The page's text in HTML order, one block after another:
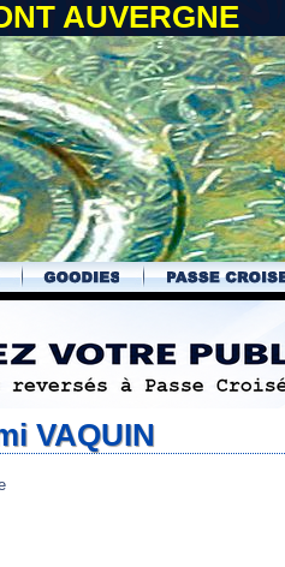
AUVERGNE
VAQUIN